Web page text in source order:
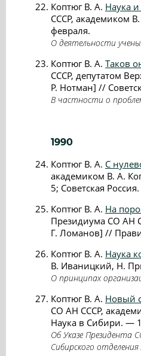
Коптюг В. А. Наука и
СССР, академиком
февраля.
О деятельности
Коптюг В. А. Таков
СССР, депутатом
Р. Нотман] //
В частности о
1990
Коптюг В. А. С
академиком В. А.
5; Советская
Коптюг В. А. На
Президиума СО АН
Г. Ломанов] //
Коптюг В. А. Наука
В. Иваницкий, Н.
О принципах
Коптюг В. А. Новый
СО АН СССР,
Наука в Сибири. —
Об Указе Президента
Сибирского